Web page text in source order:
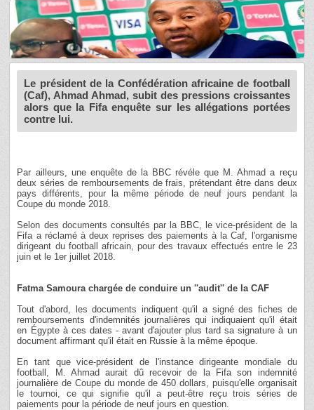
Le président de la Confédération africaine de football
(Caf), Ahmad Ahmad, subit des pressions croissantes
alors que la Fifa enquête sur les allégations portées
contre lui.
Par ailleurs, une enquête de la BBC révéle que M. Ahmad a reçu
deux séries de remboursements de frais, prétendant être dans deux
pays différents, pour la même période de neuf jours pendant la
Coupe du monde 2018.
Selon des documents consultés par la BBC, le vice-président de la
Fifa a réclamé à deux reprises des paiements à la Caf, l'organisme
dirigeant du football africain, pour des travaux effectués entre le 23
juin et le 1er juillet 2018.
Fatma Samoura chargée de conduire un ''audit'' de la CAF
Tout d'abord, les documents indiquent qu'il a signé des fiches de
remboursements d'indemnités journalières qui indiquaient qu'il était
en Égypte à ces dates - avant d'ajouter plus tard sa signature à un
document affirmant qu'il était en Russie à la même époque.
En tant que vice-président de l'instance dirigeante mondiale du
football, M. Ahmad aurait dû recevoir de la Fifa son indemnité
journalière de Coupe du monde de 450 dollars, puisqu'elle organisait
le tournoi, ce qui signifie qu'il a peut-être reçu trois séries de
paiements pour la période de neuf jours en question.